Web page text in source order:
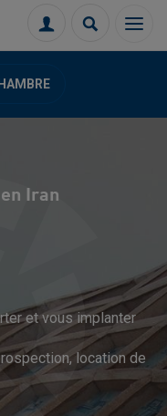
Menu
Connexion
Iran
et vous implanter
location de